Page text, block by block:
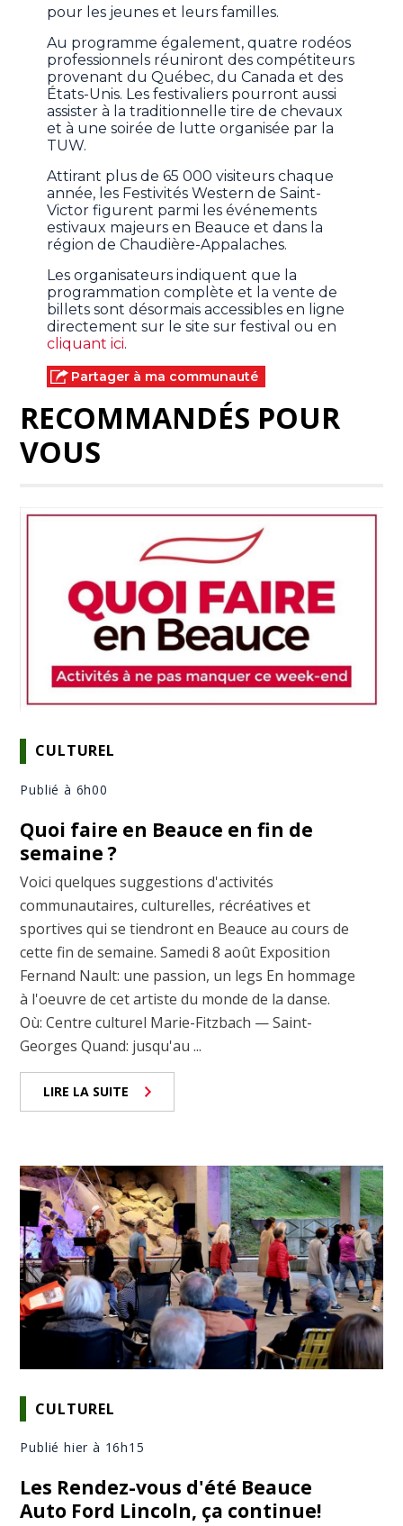
pour les jeunes et leurs familles.
Au programme également, quatre rodéos
professionnels réuniront des compétiteurs
provenant du Québec, du Canada et des
États-Unis. Les festivaliers pourront aussi
assister à la traditionnelle tire de chevaux
et à une soirée de lutte organisée par la
TUW.
Attirant plus de 65 000 visiteurs chaque
année, les Festivités Western de Saint-
Victor figurent parmi les événements
estivaux majeurs en Beauce et dans la
région de Chaudière-Appalaches.
Les organisateurs indiquent que la
programmation complète et la vente de
billets sont désormais accessibles en ligne
directement sur le site sur festival ou en
cliquant ici.
Partager à ma communauté
RECOMMANDÉS POUR
VOUS
CULTUREL
Publié à 6h00
Quoi faire en Beauce en fin de
semaine ?
Voici quelques suggestions d'activités
communautaires, culturelles, récréatives et
sportives qui se tiendront en Beauce au cours de
cette fin de semaine. Samedi 8 août Exposition
Fernand Nault: une passion, un legs En hommage
à l'oeuvre de cet artiste du monde de la danse.
Où: Centre culturel Marie-Fitzbach — Saint-
Georges Quand: jusqu'au ...
LIRE LA SUITE
CULTUREL
Publié hier à 16h15
Les Rendez-vous d'été Beauce
Auto Ford Lincoln, ça continue!